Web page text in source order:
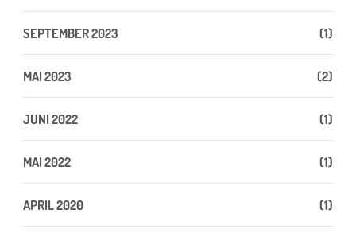
SEPTEMBER 2023 (1)
MAI 2023 (2)
JUNI 2022 (1)
MAI 2022 (1)
APRIL 2020 (1)